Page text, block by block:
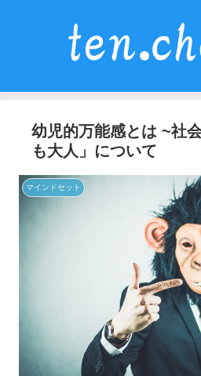
幼児的万能感とは ~社
も大人」について
マインドセット